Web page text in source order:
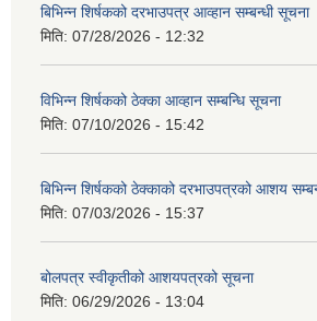
बिभिन्‍न शिर्षकको दरभाउपत्र आव्हान सम्बन्धी सूचना
मिति: 07/28/2026 - 12:32
विभिन्न शिर्षकको ठेक्का आव्हान सम्बन्धि सूचना
मिति: 07/10/2026 - 15:42
बिभिन्‍न शिर्षकको ठेक्काको दरभाउपत्रको आशय
मिति: 07/03/2026 - 15:37
बोलपत्र स्वीकृतीको आशयपत्रको सूचना
मिति: 06/29/2026 - 13:04